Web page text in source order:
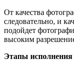
От качества
следовательно, и
подойдет
высоким
Этапы исполнения